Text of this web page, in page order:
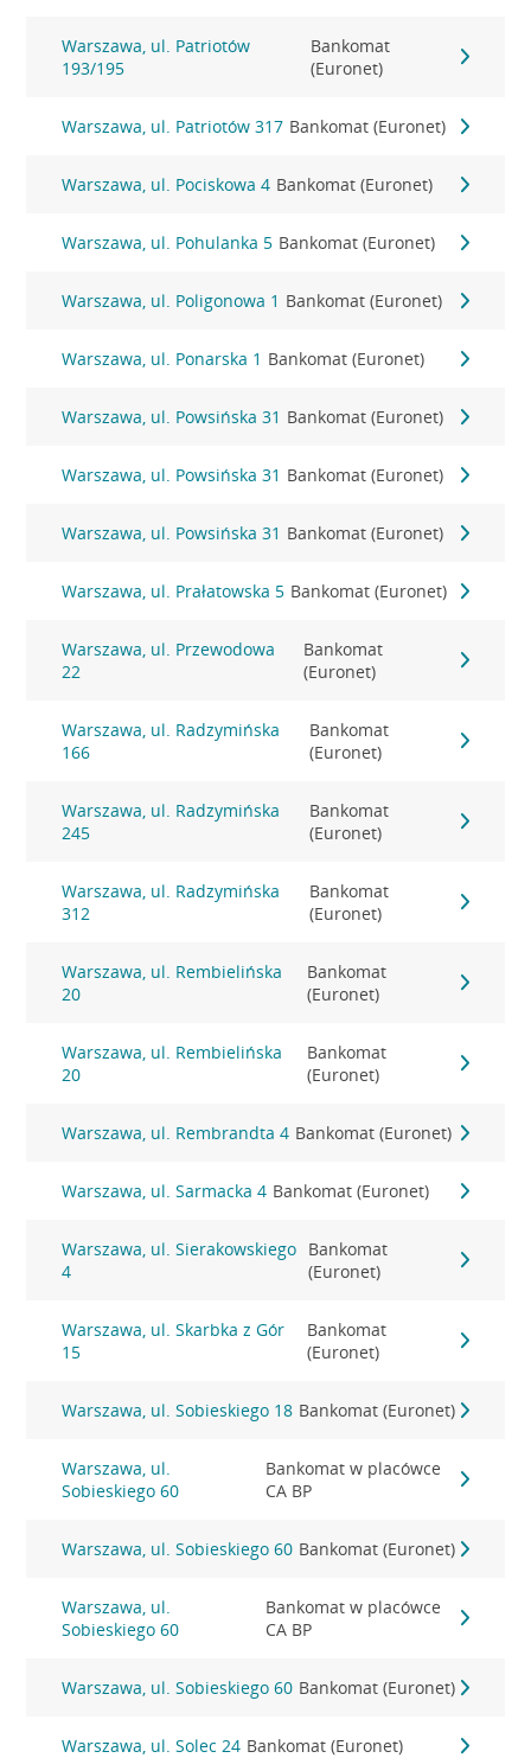
Warszawa, ul. Patriotów
193/195
Bankomat
(Euronet)
Warszawa, ul. Patriotów 317 Bankomat (Euronet)
Warszawa, ul. Pociskowa 4 Bankomat (Euronet)
Warszawa, ul. Pohulanka 5 Bankomat (Euronet)
Warszawa, ul. Poligonowa 1 Bankomat (Euronet)
Warszawa, ul. Ponarska 1 Bankomat (Euronet)
Warszawa, ul. Powsińska 31 Bankomat (Euronet)
Warszawa, ul. Powsińska 31 Bankomat (Euronet)
Warszawa, ul. Powsińska 31 Bankomat (Euronet)
Warszawa, ul. Prałatowska 5 Bankomat (Euronet)
Warszawa, ul. Przewodowa
22
Bankomat
(Euronet)
Warszawa, ul. Radzymińska
166
Bankomat
(Euronet)
Warszawa, ul. Radzymińska
245
Bankomat
(Euronet)
Warszawa, ul. Radzymińska
312
Bankomat
(Euronet)
Warszawa, ul. Rembielińska
20
Bankomat
(Euronet)
Warszawa, ul. Rembielińska
20
Bankomat
(Euronet)
Warszawa, ul. Rembrandta 4 Bankomat (Euronet)
Warszawa, ul. Sarmacka 4 Bankomat (Euronet)
Warszawa, ul. Sierakowskiego
4
Bankomat
(Euronet)
Warszawa, ul. Skarbka z Gór
15
Bankomat
(Euronet)
Warszawa, ul. Sobieskiego 18 Bankomat (Euronet)
Warszawa, ul.
Sobieskiego 60
Bankomat w placówce
CA BP
Warszawa, ul. Sobieskiego 60 Bankomat (Euronet)
Warszawa, ul.
Sobieskiego 60
Bankomat w placówce
CA BP
Warszawa, ul. Sobieskiego 60 Bankomat (Euronet)
Warszawa, ul. Solec 24 Bankomat (Euronet)